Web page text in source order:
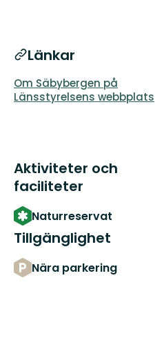
Länkar
Om Säbybergen på
Länsstyrelsens webbplats
Aktiviteter och
faciliteter
Naturreservat
Tillgänglighet
Nära parkering